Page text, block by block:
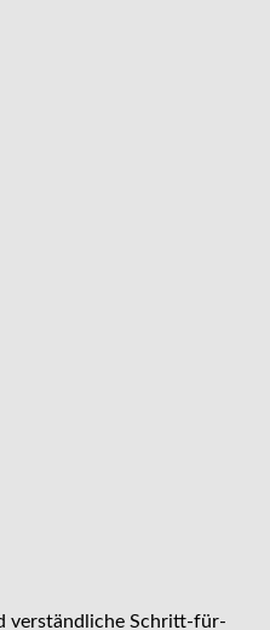
verständliche Schritt-für-